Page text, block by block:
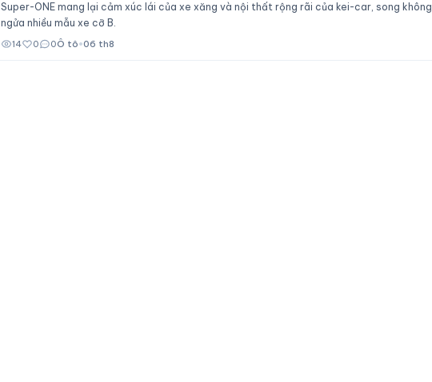
Super-ONE mang lại cảm xúc lái của xe xăng và nội thất rộng rãi của kei-car, song
ngửa nhiều mẫu xe cỡ B.
14 0 0Ô tô•06 th8